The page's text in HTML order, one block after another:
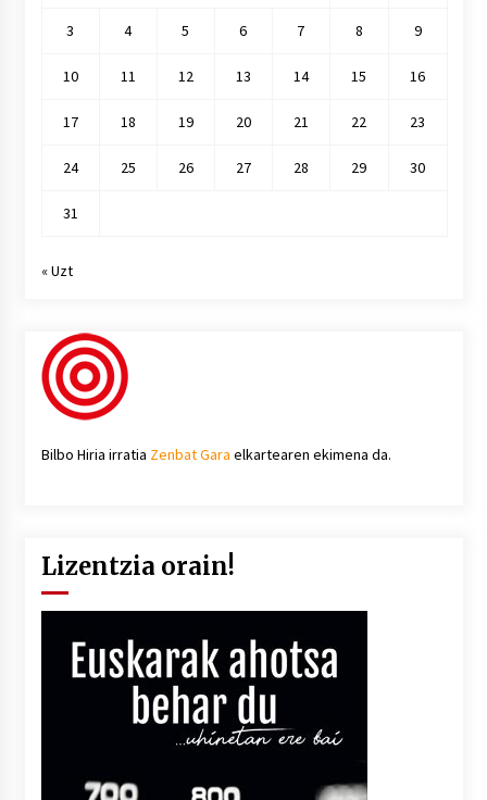
3 4 5 6 7 8 9
10 11 12 13 14 15 16
17 18 19 20 21 22 23
24 25 26 27 28 29 30
31
« Uzt
Bilbo Hiria irratia Zenbat Gara elkartearen ekimena da.
Lizentzia orain!